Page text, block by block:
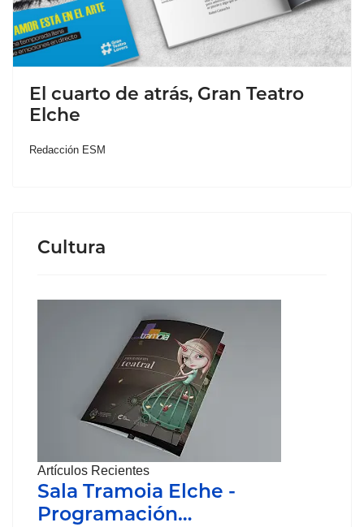
El cuarto de atrás, Gran Teatro
Elche
Redacción ESM
Cultura
Artículos Recientes
Sala Tramoia Elche -
Programación…